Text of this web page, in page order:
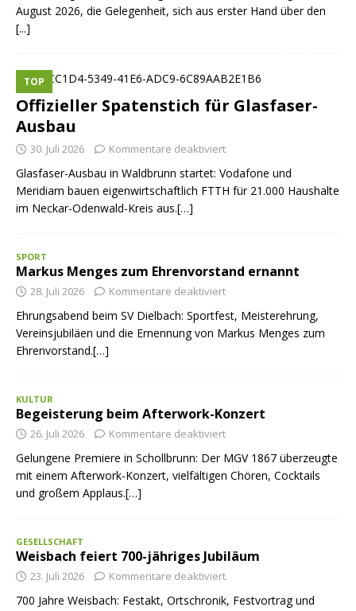
August 2026, die Gelegenheit, sich aus erster Hand über den
[...]
Offizieller Spatenstich für Glasfaser-
Ausbau
TOP
30. Juli 2026 Kommentare deaktiviert
Glasfaser-Ausbau in Waldbrunn startet: Vodafone und
Meridiam bauen eigenwirtschaftlich FTTH für 21.000 Haushalte
im Neckar-Odenwald-Kreis aus.[…]
SPORT
Markus Menges zum Ehrenvorstand ernannt
28. Juli 2026 Kommentare deaktiviert
Ehrungsabend beim SV Dielbach: Sportfest, Meisterehrung,
Vereinsjubiläen und die Ernennung von Markus Menges zum
Ehrenvorstand.[…]
KULTUR
Begeisterung beim Afterwork-Konzert
26. Juli 2026 Kommentare deaktiviert
Gelungene Premiere in Schollbrunn: Der MGV 1867 überzeugte
mit einem Afterwork-Konzert, vielfältigen Chören, Cocktails
und großem Applaus.[…]
GESELLSCHAFT
Weisbach feiert 700-jähriges Jubiläum
23. Juli 2026 Kommentare deaktiviert
700 Jahre Weisbach: Festakt, Ortschronik, Festvortrag und